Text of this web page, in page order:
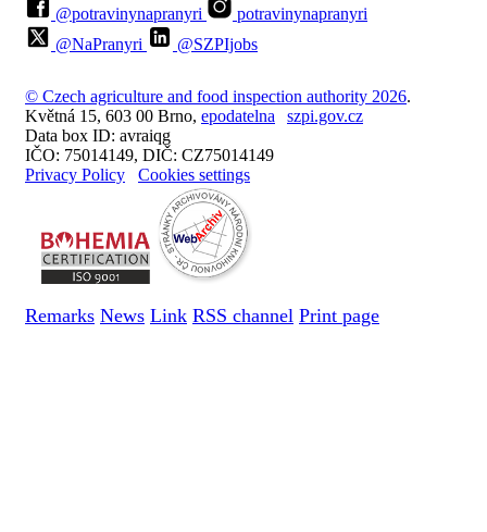
@potravinynapranyri
potravinynapranyri
@NaPranyri
@SZPIjobs
© Czech agriculture and food inspection authority 2026.
Květná 15, 603 00 Brno, epodatelna
szpi.gov.cz
Data box ID: avraiqg
IČO: 75014149, DIČ: CZ75014149
Privacy Policy
Cookies settings
Remarks News Link RSS channel Print page